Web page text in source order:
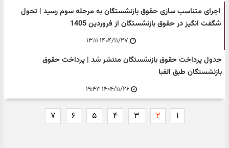
اجرای متناسب سازی حقوق بازنشستگان به مرحله سوم رسید | تحول
شگفت انگیز در حقوق بازنشستگان از فروردین 1405
۱۴۰۴/۱۱/۲۷ ۱۳:۱۱
جدول پرداخت حقوق بازنشستگان منتشر شد | پرداخت حقوق
بازنشستگان طبق الفبا
۱۴۰۴/۱۱/۲۶ ۱۹:۴۳
۱ ۲ ۳ ۴ ۵ ۶ ۷